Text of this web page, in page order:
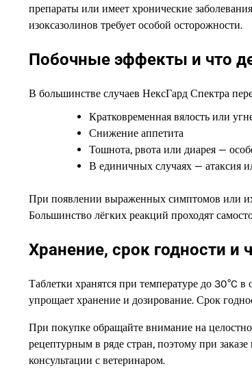
препараты или имеет хронические
изоксазолинов требует особой осторожности.
Побочные эффекты и что
В большинстве случаев НексГард Спектра
Кратковременная вялость или
Снижение аппетита
Тошнота, рвота или диарея —
В единичных случаях — атаксия
При появлении выраженных симптомов или их
Большинство лёгких реакций проходят
Хранение, срок годности и
Таблетки хранятся при температуре до 30°C
упрощает хранение и дозирование. Срок
При покупке обращайте внимание на
рецептурным в ряде стран, поэтому при
консультации с ветеринаром.